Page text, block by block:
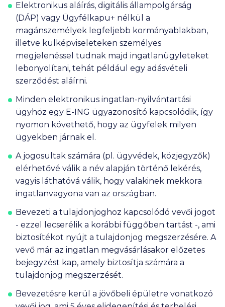
Elektronikus aláírás, digitális állampolgárság
(DÁP) vagy Ügyfélkapu+ nélkül a
magánszemélyek legfeljebb kormányablakban,
illetve külképviseleteken személyes
megjelenéssel tudnak majd ingatlanügyleteket
lebonyolítani, tehát például egy adásvételi
szerződést aláírni.
Minden elektronikus ingatlan-nyilvántartási
ügyhöz egy E-ING ügyazonosító kapcsolódik, így
nyomon követhető, hogy az ügyfelek milyen
ügyekben járnak el.
A jogosultak számára (pl. ügyvédek, közjegyzők)
elérhetővé válik a név alapján történő lekérés,
vagyis láthatóvá válik, hogy valakinek mekkora
ingatlanvagyona van az országban.
Bevezeti a tulajdonjoghoz kapcsolódó vevői jogot
- ezzel lecserélik a korábbi függőben tartást -, ami
biztosítékot nyújt a tulajdonjog megszerzésére. A
vevő már az ingatlan megvásárlásakor előzetes
bejegyzést kap, amely biztosítja számára a
tulajdonjog megszerzését.
Bevezetésre kerül a jövőbeli épületre vonatkozó